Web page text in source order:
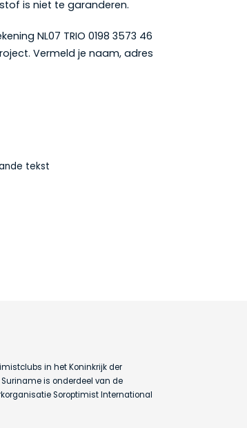
is niet te garanderen.
NL07 TRIO 0198 3573 46
Vermeld je naam, adres
tekst
in het Koninkrijk der
is onderdeel van de
Soroptimist International